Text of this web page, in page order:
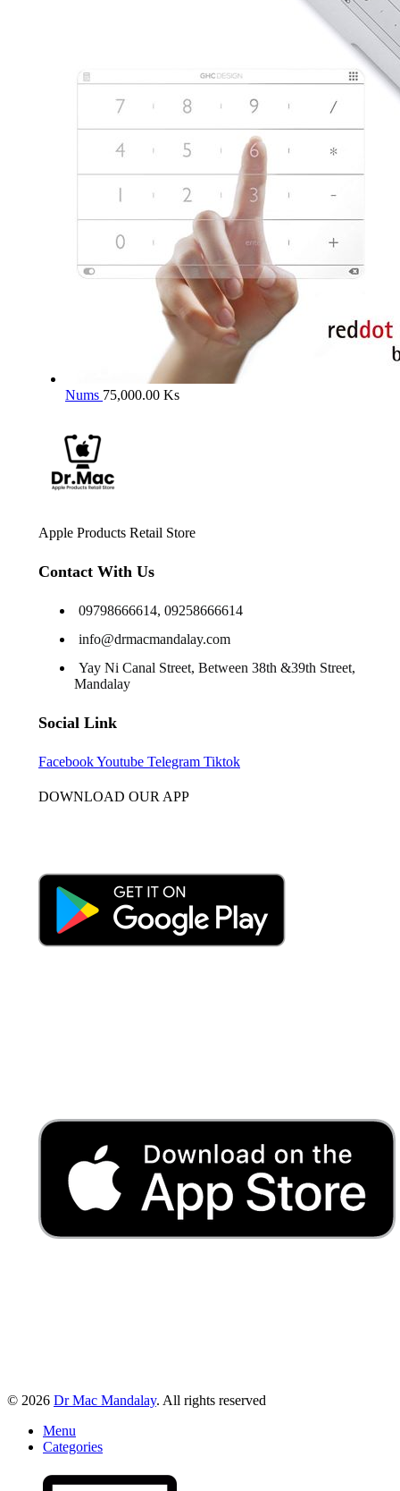
Nums 75,000.00 Ks
Apple Products Retail Store
Contact With Us
09798666614, 09258666614
info@drmacmandalay.com
Yay Ni Canal Street, Between 38th &39th Street,
Mandalay
Social Link
FacebookYoutube Telegram Tiktok
DOWNLOAD OUR APP
© 2026 Dr Mac Mandalay. All rights reserved
Menu
Categories